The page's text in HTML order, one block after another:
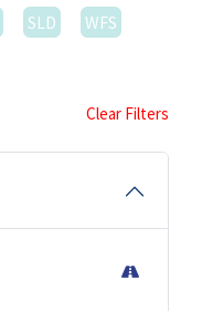
SLD
WFS
Clear Filters